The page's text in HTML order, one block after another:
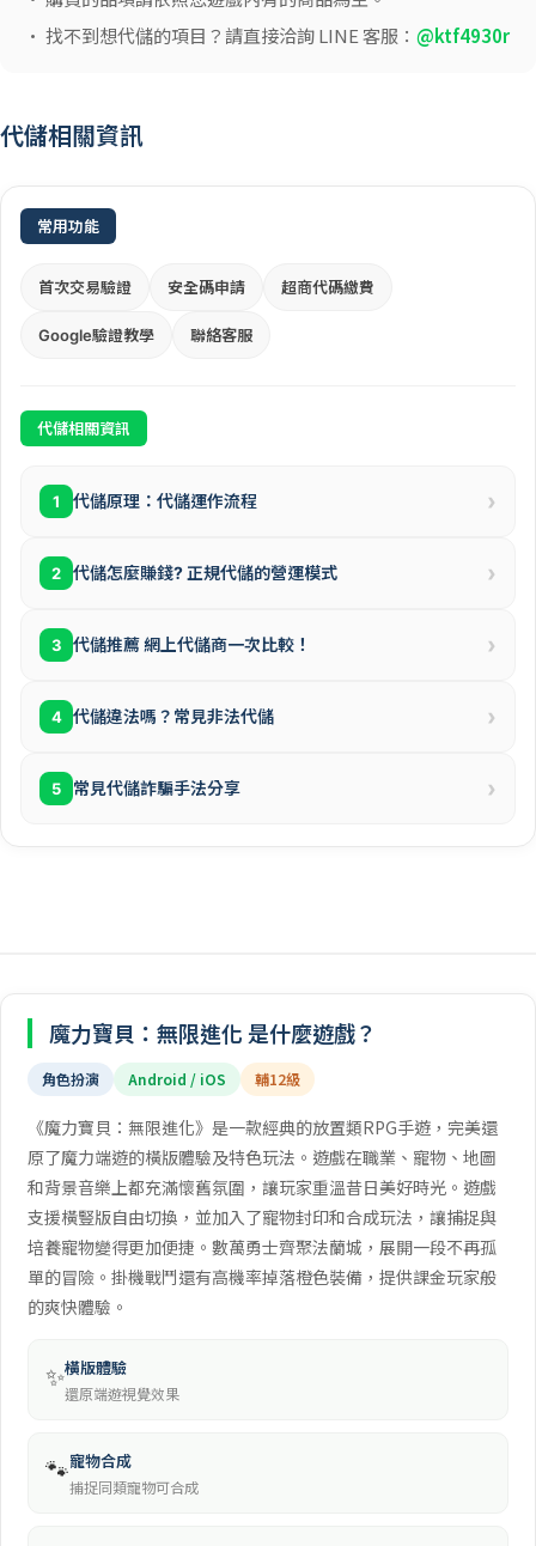
• 找不到想代儲的項目？請直接洽詢 LINE 客服： @ktf4930r
代儲相關資訊
常用功能
首次交易驗證 安全碼申請 超商代碼繳費
Google驗證教學 聯絡客服
代儲相關資訊
1 代儲原理：代儲運作流程 ›
2 代儲怎麼賺錢? 正規代儲的營運模式 ›
3 代儲推薦 網上代儲商一次比較！ ›
4 代儲違法嗎？常見非法代儲 ›
5 常見代儲詐騙手法分享 ›
魔力寶貝：無限進化 是什麼遊戲？
角色扮演 Android / iOS 輔12級
《魔力寶貝：無限進化》是一款經典的放置類RPG手遊，完美還
原了魔力端遊的橫版體驗及特色玩法。遊戲在職業、寵物、地圖
和背景音樂上都充滿懷舊氛圍，讓玩家重溫昔日美好時光。遊戲
支援橫豎版自由切換，並加入了寵物封印和合成玩法，讓捕捉與
培養寵物變得更加便捷。數萬勇士齊聚法蘭城，展開一段不再孤
單的冒險。掛機戰鬥還有高機率掉落橙色裝備，提供課金玩家般
的爽快體驗。
✨橫版體驗
還原端遊視覺效果
🐾寵物合成
捕捉同類寵物可合成